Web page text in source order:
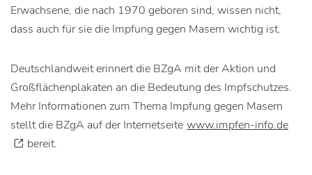
Erwachsene, die nach 1970 geboren sind, wissen nicht,
dass auch für sie die Impfung gegen Masern wichtig ist.
Deutschlandweit erinnert die BZgA mit der Aktion und
Großflächenplakaten an die Bedeutung des Impfschutzes.
Mehr Informationen zum Thema Impfung gegen Masern
stellt die BZgA auf der Internetseite www.impfen-info.de
bereit.